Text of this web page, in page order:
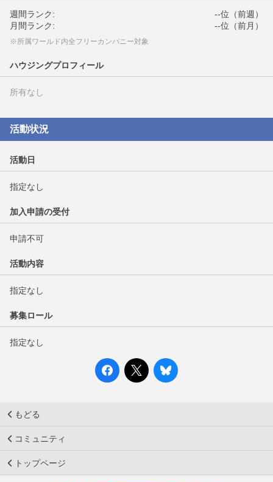
週間ランク:
--位（前週）
月間ランク:
--位（前月）
※所属ワールド内全フリーカンパニー対象
ハウジングプロフィール
所有なし
活動状況
活動日
指定なし
加入申請の受付
申請不可
活動内容
指定なし
募集ロール
指定なし
もどる
コミュニティ
トップページ